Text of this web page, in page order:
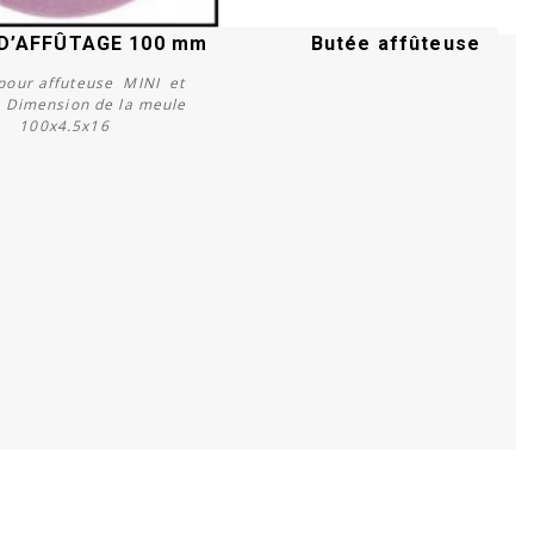
100 mm
affuteuse MINI et
Dimension de la meule
100x4.5x16
Butée affûteuse